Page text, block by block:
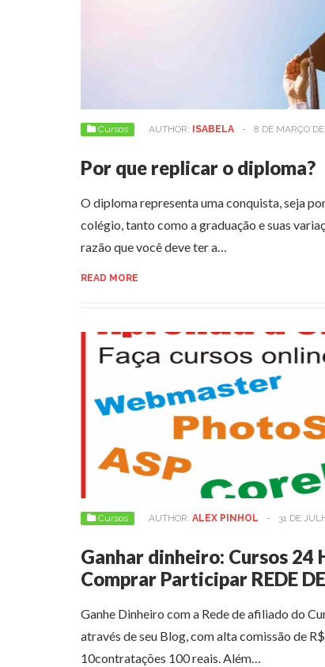
Cursos AUTHOR: ISABELA - 8 DE MARÇO
Por que replicar o diploma?
O diploma representa uma conquista, seja
colégio, tanto como a graduação e suas
razão que você deve ter a…
READ MORE
Cursos AUTHOR: ALEX PINHOL - 31 DE
Ganhar dinheiro: Cursos 24
Comprar Participar REDE
Ganhe Dinheiro com a Rede de afiliado do
através de seu Blog, com alta comissão de
10contratações 100 reais. Além…